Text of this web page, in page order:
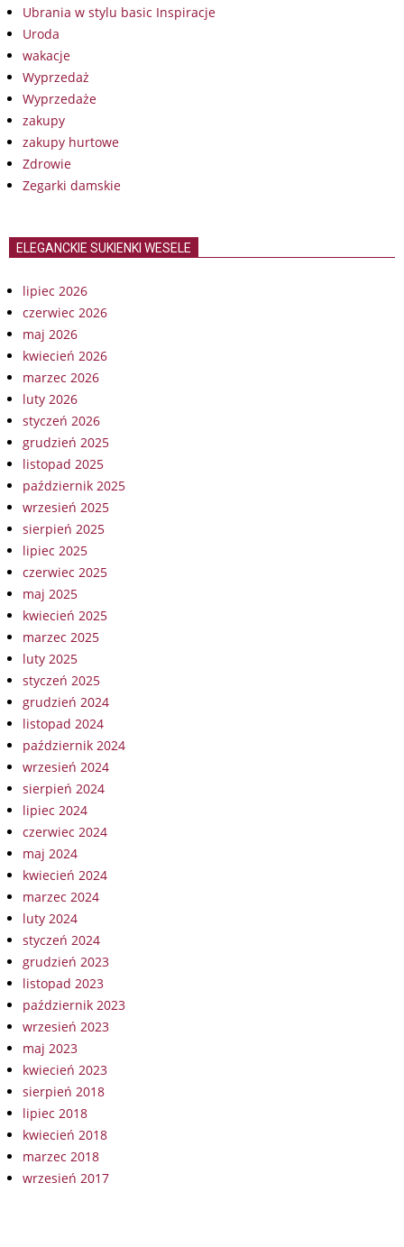
Ubrania w stylu basic Inspiracje
Uroda
wakacje
Wyprzedaż
Wyprzedaże
zakupy
zakupy hurtowe
Zdrowie
Zegarki damskie
ELEGANCKIE SUKIENKI WESELE
lipiec 2026
czerwiec 2026
maj 2026
kwiecień 2026
marzec 2026
luty 2026
styczeń 2026
grudzień 2025
listopad 2025
październik 2025
wrzesień 2025
sierpień 2025
lipiec 2025
czerwiec 2025
maj 2025
kwiecień 2025
marzec 2025
luty 2025
styczeń 2025
grudzień 2024
listopad 2024
październik 2024
wrzesień 2024
sierpień 2024
lipiec 2024
czerwiec 2024
maj 2024
kwiecień 2024
marzec 2024
luty 2024
styczeń 2024
grudzień 2023
listopad 2023
październik 2023
wrzesień 2023
maj 2023
kwiecień 2023
sierpień 2018
lipiec 2018
kwiecień 2018
marzec 2018
wrzesień 2017